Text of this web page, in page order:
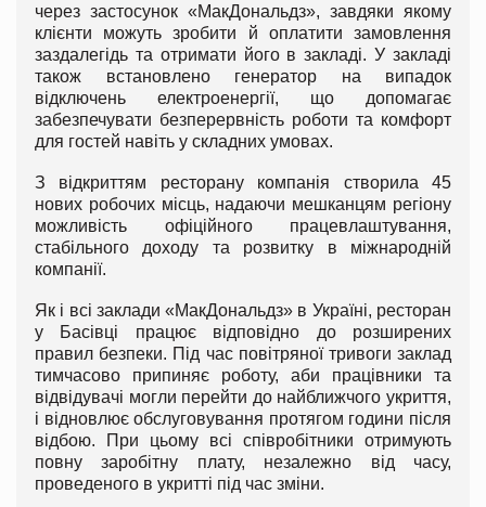
через застосунок «МакДональдз», завдяки якому
клієнти можуть зробити й оплатити замовлення
заздалегідь та отримати його в закладі. У закладі
також встановлено генератор на випадок
відключень електроенергії, що допомагає
забезпечувати безперервність роботи та комфорт
для гостей навіть у складних умовах.
З відкриттям ресторану компанія створила 45
нових робочих місць, надаючи мешканцям регіону
можливість офіційного працевлаштування,
стабільного доходу та розвитку в міжнародній
компанії.
Як і всі заклади «МакДональдз» в Україні, ресторан
у Басівці працює відповідно до розширених
правил безпеки. Під час повітряної тривоги заклад
тимчасово припиняє роботу, аби працівники та
відвідувачі могли перейти до найближчого укриття,
і відновлює обслуговування протягом години після
відбою. При цьому всі співробітники отримують
повну заробітну плату, незалежно від часу,
проведеного в укритті під час зміни.